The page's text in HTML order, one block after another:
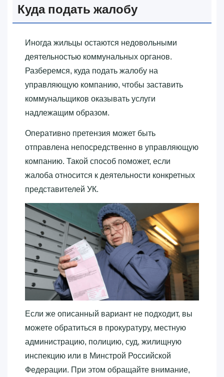
Куда подать жалобу
Иногда жильцы остаются недовольными
деятельностью коммунальных органов.
Разберемся, куда подать жалобу на
управляющую компанию, чтобы заставить
коммунальщиков оказывать услуги
надлежащим образом.
Оперативно претензия может быть
отправлена непосредственно в управляющую
компанию. Такой способ поможет, если
жалоба относится к деятельности конкретных
представителей УК.
Если же описанный вариант не подходит, вы
можете обратиться в прокуратуру, местную
администрацию, полицию, суд, жилищную
инспекцию или в Минстрой Российской
Федерации. При этом обращайте внимание,